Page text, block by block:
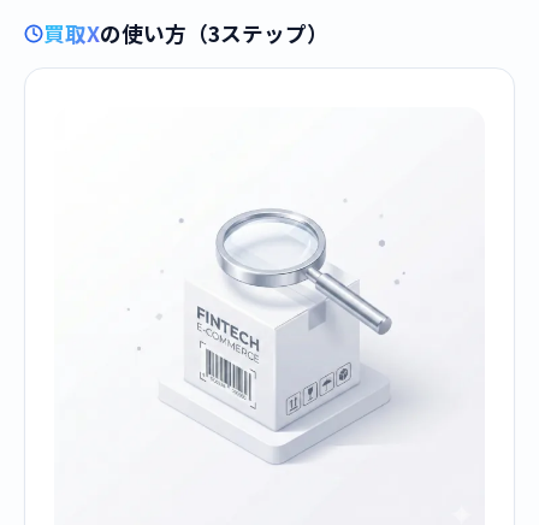
買取Xの使い方（3ステップ）